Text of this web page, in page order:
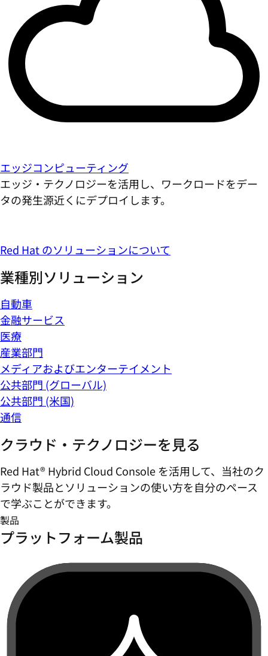
エッジコンピューティング
エッジ・テクノロジーを活用し、ワークロードをデー
タの発生源近くにデプロイします。
Red Hat のソリューションについて
業種別ソリューション
自動車
金融サービス
医療
産業部門
メディアおよびエンターテイメント
公共部門 (グローバル)
公共部門 (米国)
通信
クラウド・テクノロジーを見る
Red Hat® Hybrid Cloud Console を活用して、当社のク
ラウド製品とソリューションの使い方を自分のペース
で学ぶことができます。
製品
プラットフォーム製品